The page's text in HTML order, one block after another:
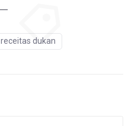
receitas dukan